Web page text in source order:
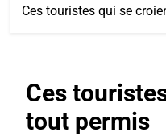
Ces touristes qui se
Ces
tout permis